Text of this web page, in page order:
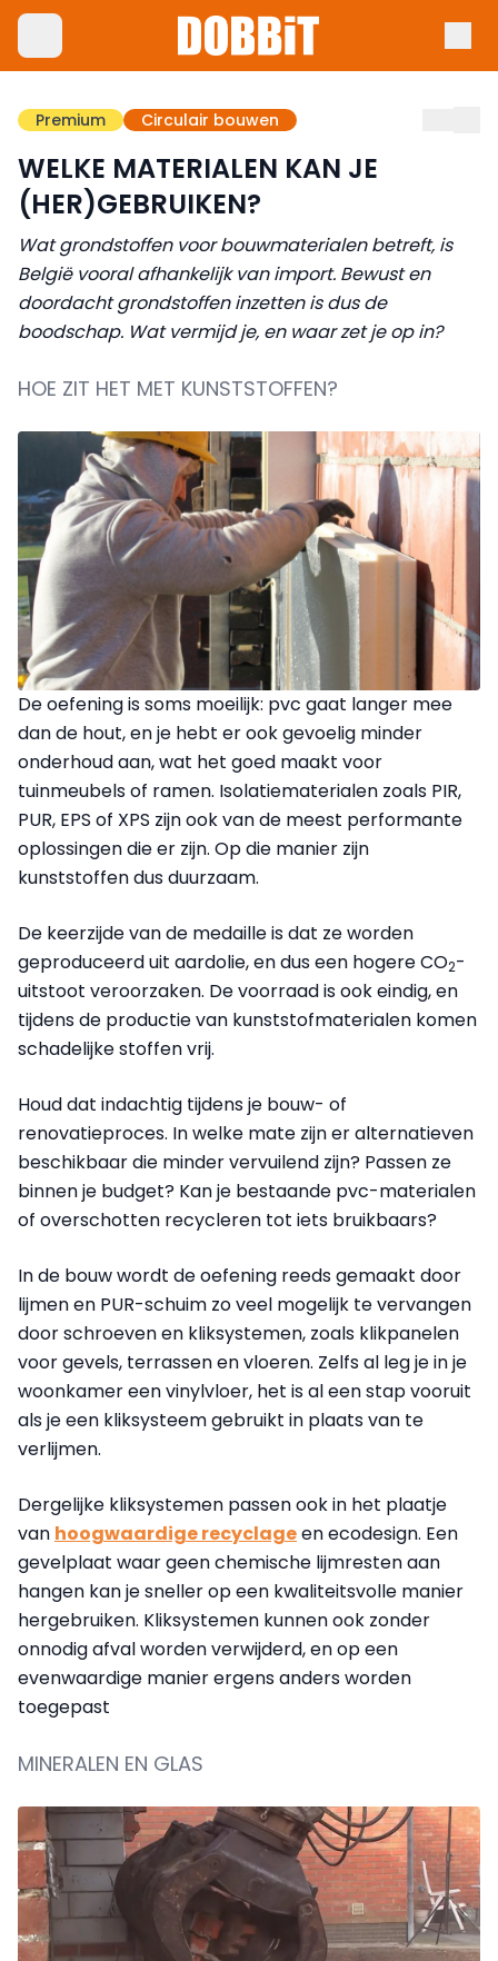
Premium Circulair bouwen
WELKE MATERIALEN KAN JE
(HER)GEBRUIKEN?
Wat grondstoffen voor bouwmaterialen betreft, is
België vooral afhankelijk van import. Bewust en
doordacht grondstoffen inzetten is dus de
boodschap. Wat vermijd je, en waar zet je op in?
HOE ZIT HET MET KUNSTSTOFFEN?
De oefening is soms moeilijk: pvc gaat langer mee
dan de hout, en je hebt er ook gevoelig minder
onderhoud aan, wat het goed maakt voor
tuinmeubels of ramen. Isolatiematerialen zoals PIR,
PUR, EPS of XPS zijn ook van de meest performante
oplossingen die er zijn. Op die manier zijn
kunststoffen dus duurzaam.
De keerzijde van de medaille is dat ze worden
geproduceerd uit aardolie, en dus een hogere CO2-
uitstoot veroorzaken. De voorraad is ook eindig, en
tijdens de productie van kunststofmaterialen komen
schadelijke stoffen vrij.
Houd dat indachtig tijdens je bouw- of
renovatieproces. In welke mate zijn er alternatieven
beschikbaar die minder vervuilend zijn? Passen ze
binnen je budget? Kan je bestaande pvc-materialen
of overschotten recycleren tot iets bruikbaars?
In de bouw wordt de oefening reeds gemaakt door
lijmen en PUR-schuim zo veel mogelijk te vervangen
door schroeven en kliksystemen, zoals klikpanelen
voor gevels, terrassen en vloeren. Zelfs al leg je in je
woonkamer een vinylvloer, het is al een stap vooruit
als je een kliksysteem gebruikt in plaats van te
verlijmen.
Dergelijke kliksystemen passen ook in het plaatje
van hoogwaardige recyclageen ecodesign. Een
gevelplaat waar geen chemische lijmresten aan
hangen kan je sneller op een kwaliteitsvolle manier
hergebruiken. Kliksystemen kunnen ook zonder
onnodig afval worden verwijderd, en op een
evenwaardige manier ergens anders worden
toegepast
MINERALEN EN GLAS